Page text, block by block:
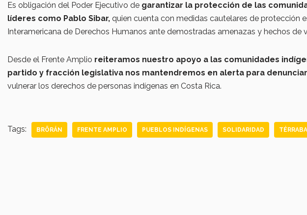
Es obligación del Poder Ejecutivo de garantizar la protección de las
líderes como Pablo Sibar, quien cuenta con medidas cautelares de protección
Interamericana de Derechos Humanos ante demostradas amenazas y hechos de
Desde el Frente Amplio reiteramos nuestro apoyo a las comunidades
partido y fracción legislativa nos mantendremos en alerta para denunciar
vulnerar los derechos de personas indígenas en Costa Rica.
Tags: BRÖRÁN FRENTE AMPLIO PUEBLOS INDÍGENAS SOLIDARIDAD TÉRRABA